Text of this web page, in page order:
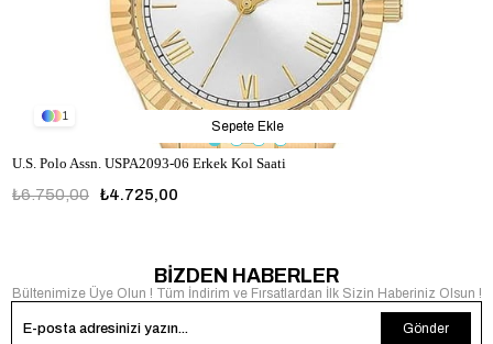
1
U.S. Polo Assn. USPA2093-06 Erkek Kol Saati
₺4.725,00
₺6.750,00
Sepete Ekle
BİZDEN HABERLER
Bültenimize Üye Olun ! Tüm İndirim ve Fırsatlardan İlk Sizin Haberiniz Olsun !
Gönder